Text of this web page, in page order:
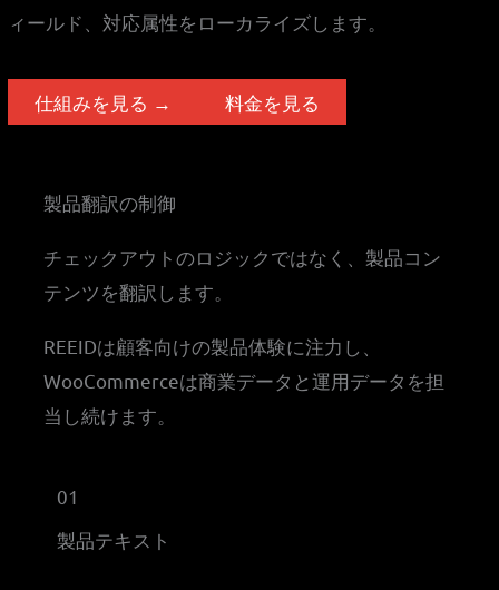
ィールド、対応属性をローカライズします。
仕組みを見る → 料金を見る
製品翻訳の制御
チェックアウトのロジックではなく、製品コン
テンツを翻訳します。
REEIDは顧客向けの製品体験に注力し、
WooCommerceは商業データと運用データを担
当し続けます。
01
製品テキスト